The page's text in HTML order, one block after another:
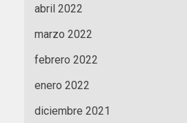
abril 2022
marzo 2022
febrero 2022
enero 2022
diciembre 2021